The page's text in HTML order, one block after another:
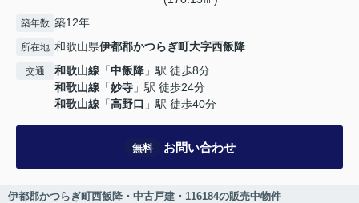
築年数 築12年
所在地 和歌山県伊都郡かつらぎ町大字西飯降
交通 和歌山線 「中飯降 」駅 徒歩8分
和歌山線 「妙寺 」駅 徒歩24分
和歌山線 「高野口 」駅 徒歩40分
無料 お問い合わせ
伊都郡かつらぎ町西飯降・中古戸建・116184の販売中物件